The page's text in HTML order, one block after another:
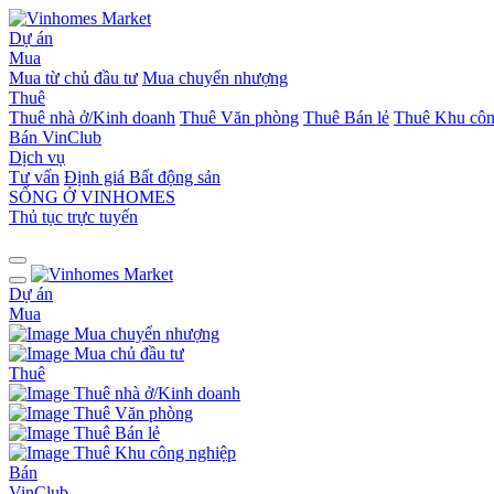
Dự án
Mua
Mua từ chủ đầu tư Mua chuyển nhượng
Thuê
Thuê nhà ở/Kinh doanh Thuê Văn phòng Thuê Bán lẻ Thuê Khu
Bán VinClub
Dịch vụ
Tư vấn Định giá Bất động sản
SỐNG Ở VINHOMES
Thủ tục trực tuyến
Dự án
Mua
Mua chuyển nhượng
Mua chủ đầu tư
Thuê
Thuê nhà ở/Kinh doanh
Thuê Văn phòng
Thuê Bán lẻ
Thuê Khu công nghiệp
Bán